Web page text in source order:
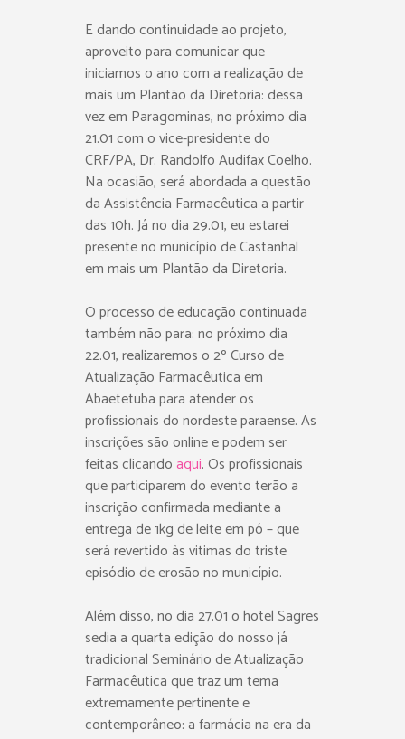
E dando continuidade ao projeto,
aproveito para comunicar que
iniciamos o ano com a realização de
mais um Plantão da Diretoria: dessa
vez em Paragominas, no próximo dia
21.01 com o vice-presidente do
CRF/PA, Dr. Randolfo Audifax Coelho.
Na ocasião, será abordada a questão
da Assistência Farmacêutica a partir
das 10h. Já no dia 29.01, eu estarei
presente no município de Castanhal
em mais um Plantão da Diretoria.
O processo de educação continuada
também não para: no próximo dia
22.01, realizaremos o 2º Curso de
Atualização Farmacêutica em
Abaetetuba para atender os
profissionais do nordeste paraense. As
inscrições são online e podem ser
feitas clicandoaqui. Os profissionais
que participarem do evento terão a
inscrição confirmada mediante a
entrega de 1kg de leite em pó – que
será revertido às vitimas do triste
episódio de erosão no município.
Além disso, no dia 27.01 o hotel Sagres
sedia a quarta edição do nosso já
tradicional Seminário de Atualização
Farmacêutica que traz um tema
extremamente pertinente e
contemporâneo: a farmácia na era da